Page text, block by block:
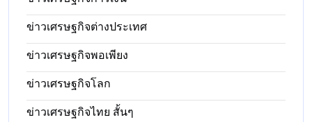
ข่าวเศรษฐกิจต่างประเทศ
ข่าวเศรษฐกิจพอเพียง
ข่าวเศรษฐกิจโลก
ข่าวเศรษฐกิจไทย สั้นๆ